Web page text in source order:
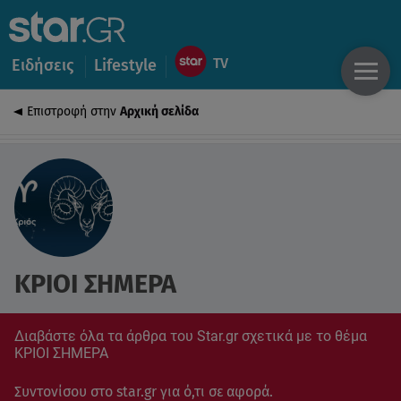
Ειδήσεις Lifestyle
Επιστροφή στην Αρχική σελίδα
ΚΡΙΟΙ ΣΗΜΕΡΑ
Διαβάστε όλα τα άρθρα του Star.gr σχετικά με το θέμα
ΚΡΙΟΙ ΣΗΜΕΡΑ
Συντονίσου στο star.gr για ό,τι σε αφορά.